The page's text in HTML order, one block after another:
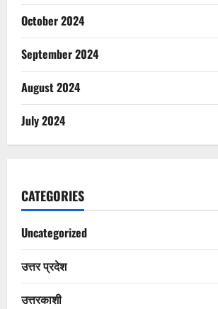
October 2024
September 2024
August 2024
July 2024
CATEGORIES
Uncategorized
उत्तर प्रदेश
उत्तरकाशी